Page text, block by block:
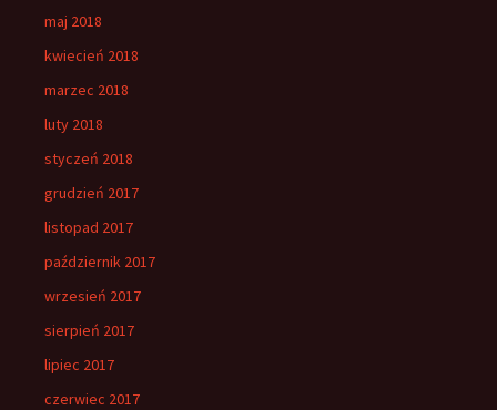
maj 2018
kwiecień 2018
marzec 2018
luty 2018
styczeń 2018
grudzień 2017
listopad 2017
październik 2017
wrzesień 2017
sierpień 2017
lipiec 2017
czerwiec 2017